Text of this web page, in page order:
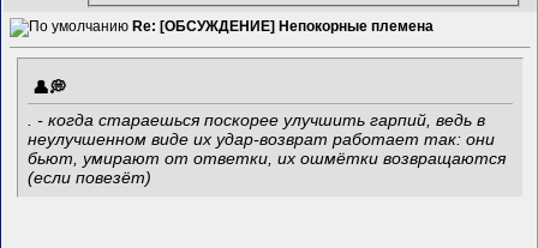
Re: [ОБСУЖДЕНИЕ] Непокорные племена
. - когда стараешься поскорее улучшить гарпий, ведь в
неулучшенном виде их удар-возврат работает так: они
бьют, умирают от ответки, их ошмётки возвращаются
(если повезёт)